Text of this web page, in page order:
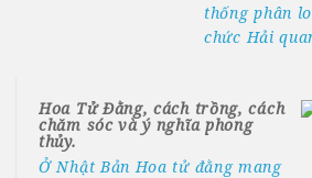
thống phân
chức Hải
Hoa Tử Đằng, cách trồng, cách
chăm sóc và ý nghĩa phong
thủy.
Ở Nhật Bản Hoa tử đằng mang